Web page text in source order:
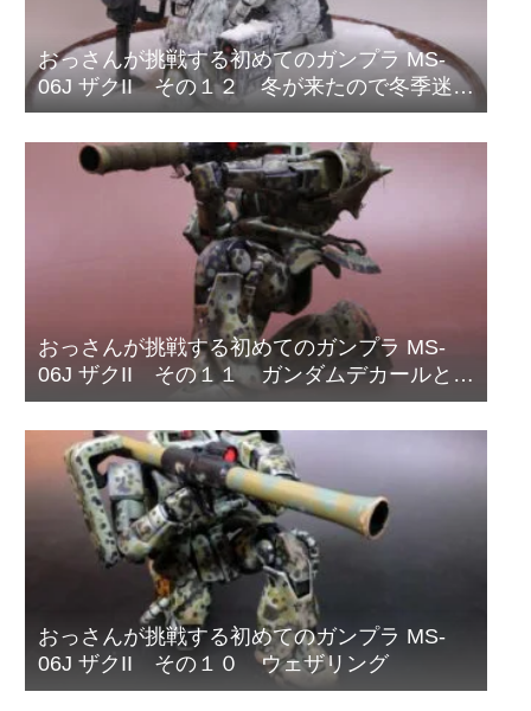
おっさんが挑戦する初めてのガンプラ MS-
06J ザクII その１２ 冬が来たので冬季迷彩
塗装をはじめました。
おっさんが挑戦する初めてのガンプラ MS-
06J ザクII その１１ ガンダムデカールと偽
装網の取り付け
おっさんが挑戦する初めてのガンプラ MS-
06J ザクII その１０ ウェザリング